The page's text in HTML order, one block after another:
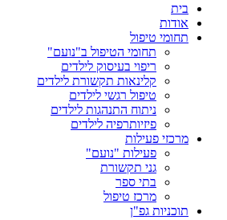
בית
אודות
תחומי טיפול
תחומי הטיפול ב"נועם"
ריפוי בעיסוק לילדים
קלינאות תקשורת לילדים
טיפול רגשי לילדים
ניתוח התנהגות לילדים
פיזיותרפיה לילדים
מרכזי פעילות
פעילות "נועם"
גני תקשורת
בתי ספר
מרכז טיפול
תוכניות גפ"ן